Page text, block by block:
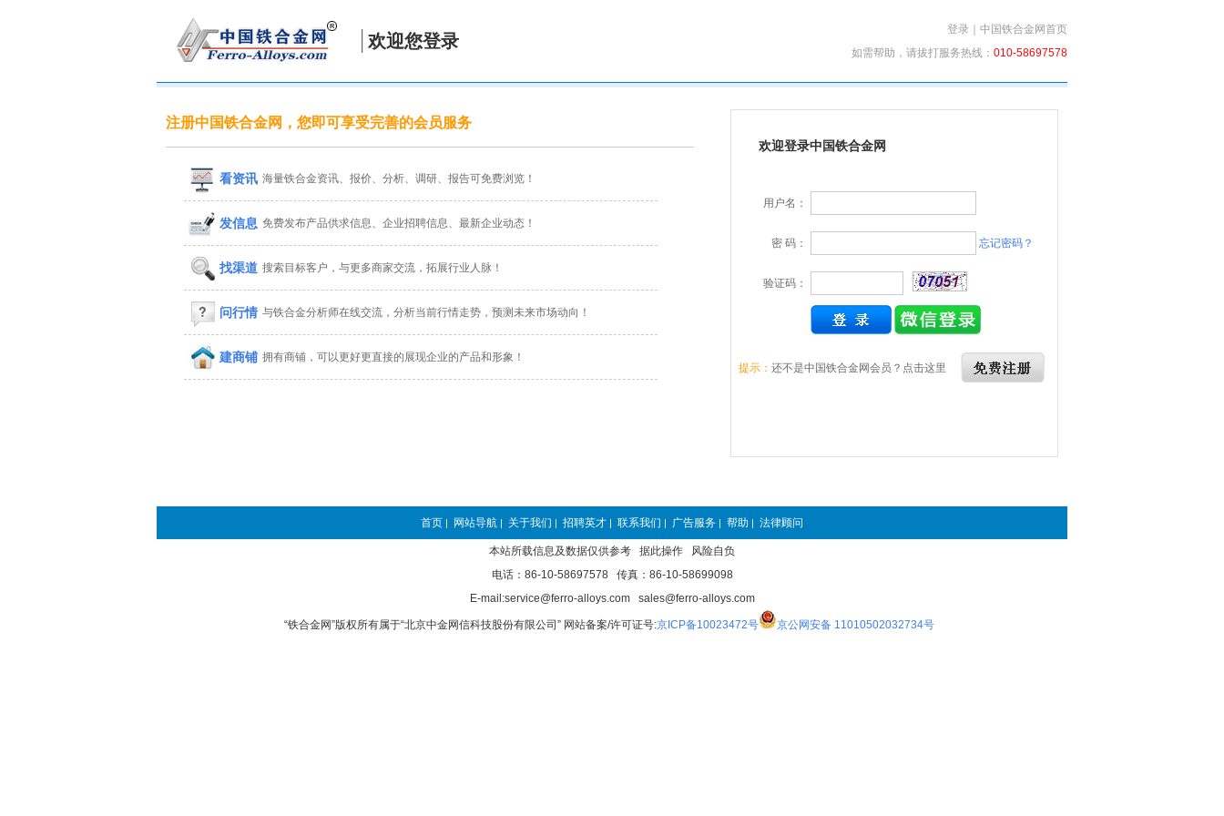
欢迎您登录
登录
中国铁合金网首页
如需帮助，请拔打服务热线： 010-58697578
注册中国铁合金网，您即可享受完善的会员服务
看资讯 海量铁合金资讯、报价、分析、调研、报告可免费浏览！
发信息 免费发布产品供求信息、企业招聘信息、最新企业动态！
找渠道 搜索目标客户，与更多商家交流，拓展行业人脉！
问行情 与铁合金分析师在线交流，分析当前行情走势，预测未来市场动向！
建商铺 拥有商铺，可以更好更直接的展现企业的产品和形象！
欢迎登录中国铁合金网
用户名：
密 码： 忘记密码？
验证码：
提示： 还不是中国铁合金网会员？点击这里
首页 | 网站导航 | 关于我们 | 招聘英才 | 联系我们 | 广告服务 | 帮助 | 法律顾问
本站所载信息及数据仅供参考 据此操作 风险自负
电话：86-10-58697578 传真：86-10-58699098
E-mail:service@ferro-alloys.com sales@ferro-alloys.com
“铁合金网”版权所有属于“北京中金网信科技股份有限公司” 网站备案/许可证号:京ICP备10023472号 京公网安备 11010502032734号